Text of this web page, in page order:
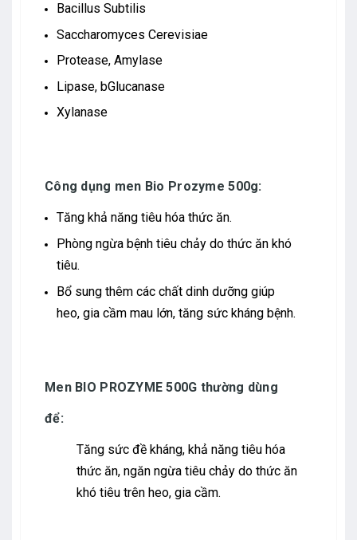
Bacillus Subtilis
Saccharomyces Cerevisiae
Protease, Amylase
Lipase, bGlucanase
Xylanase
Công dụng men Bio Prozyme 500g:
Tăng khả năng tiêu hóa thức ăn.
Phòng ngừa bệnh tiêu chảy do thức ăn khó
tiêu.
Bổ sung thêm các chất dinh dưỡng giúp
heo, gia cầm mau lớn, tăng sức kháng bệnh.
Men BIO PROZYME 500G thường dùng
để:
Tăng sức đề kháng, khả năng tiêu hóa
thức ăn, ngăn ngừa tiêu chảy do thức ăn
khó tiêu trên heo, gia cầm.